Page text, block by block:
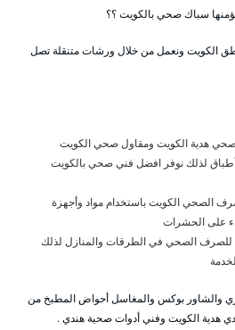
سباك صحي بالكويت ؟؟
الكويت ونعمل من خلال ورشات متنقلة تصل
هدية الكويت ومقاول صحي الكويت
لذلك نوفر افضل فني صحي بالكويت
الصحي الكويت باستخدام مواد وأجهزة
على الحشرات
الصحي في الطرقات والمنازل لذلك
والشاور بوكس والمغاسل أحواض المطبخ من
هدية الكويت وفني أدوات صحية هندي .